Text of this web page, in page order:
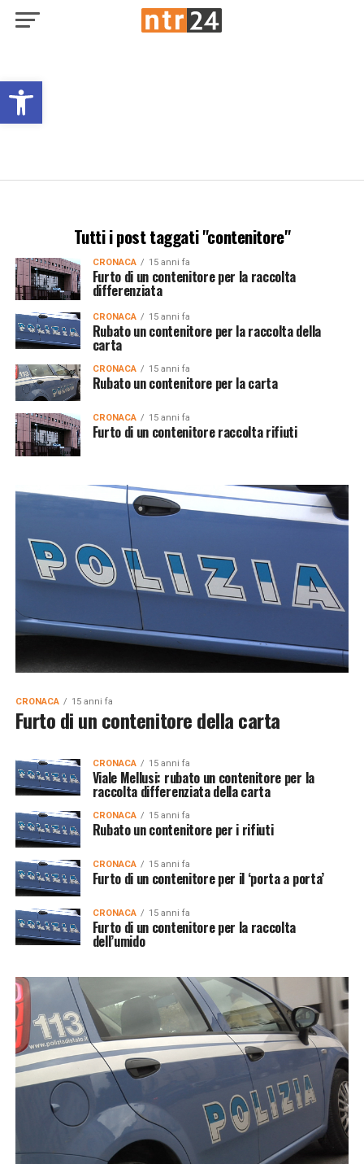
Open toolbar
Tutti i post taggati "contenitore"
CRONACA 15 anni fa
Furto di un contenitore per la raccolta
differenziata
CRONACA 15 anni fa
Rubato un contenitore per la raccolta della
carta
CRONACA 15 anni fa
Rubato un contenitore per la carta
CRONACA 15 anni fa
Furto di un contenitore raccolta rifiuti
CRONACA 15 anni fa
Furto di un contenitore della carta
CRONACA 15 anni fa
Viale Mellusi: rubato un contenitore per la
raccolta differenziata della carta
CRONACA 15 anni fa
Rubato un contenitore per i rifiuti
CRONACA 15 anni fa
Furto di un contenitore per il ‘porta a porta’
CRONACA 15 anni fa
Furto di un contenitore per la raccolta
dell’umido